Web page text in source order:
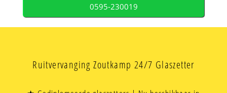
0595-230019
Ruitvervanging Zoutkamp 24/7 Glaszetter